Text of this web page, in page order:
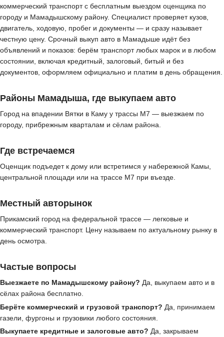
коммерческий транспорт с бесплатным выездом оценщика по
городу и Мамадышскому району. Специалист проверяет кузов,
двигатель, ходовую, пробег и документы — и сразу называет
честную цену. Срочный выкуп авто в Мамадыше идёт без
объявлений и показов: берём транспорт любых марок и в любом
состоянии, включая кредитный, залоговый, битый и без
документов, оформляем официально и платим в день обращения.
Районы Мамадыша, где выкупаем авто
Город на впадении Вятки в Каму у трассы М7 — выезжаем по
городу, прибрежным кварталам и сёлам района.
Где встречаемся
Оценщик подъедет к дому или встретимся у набережной Камы,
центральной площади или на трассе М7 при въезде.
Местный авторынок
Прикамский город на федеральной трассе — легковые и
коммерческий транспорт. Цену называем по актуальному рынку в
день осмотра.
Частые вопросы
Выезжаете по Мамадышскому району? Да, выкупаем авто и в
сёлах района бесплатно.
Берёте коммерческий и грузовой транспорт? Да, принимаем
газели, фургоны и грузовики любого состояния.
Выкупаете кредитные и залоговые авто? Да, закрываем